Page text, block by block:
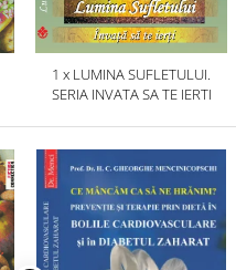
1 x LUMINA SUFLETULUI.
SERIA INVATA SA TE IERTI